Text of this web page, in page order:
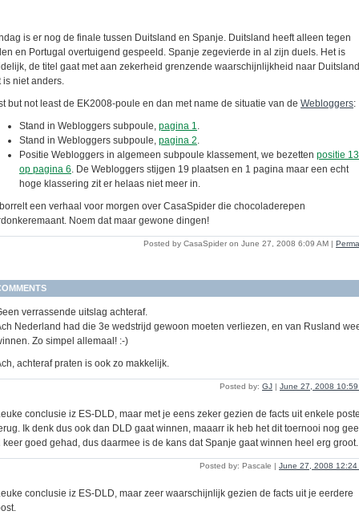
is er nog de finale tussen Duitsland en Spanje. Duitsland heeft alleen tegen
en Portugal overtuigend gespeeld. Spanje zegevierde in al zijn duels. Het is
de titel gaat met aan zekerheid grenzende waarschijnlijkheid naar
is niet anders.
but not least de EK2008-poule en dan met name de situatie van de Webloggers:
Stand in Webloggers subpoule, pagina 1.
Stand in Webloggers subpoule, pagina 2.
Positie Webloggers in algemeen subpoule klassement, we bezetten positie
op pagina 6. De Webloggers stijgen 19 plaatsen en 1 pagina maar een echt
hoge klassering zit er helaas niet meer in.
een verhaal voor morgen over CasaSpider die chocoladerepen
Noem dat maar gewone dingen!
Posted by CasaSpider on June 27, 2008 6:09 AM |
verrassende uitslag achteraf.
Nederland had die 3e wedstrijd gewoon moeten verliezen, en van Rusland
Zo simpel allemaal! :-)
achteraf praten is ook zo makkelijk.
Posted by: GJ | June 27, 2008 10:59
conclusie iz ES-DLD, maar met je eens zeker gezien de facts uit enkele
Ik denk dus ook dan DLD gaat winnen, maaarr ik heb het dit toernooi nog
keer goed gehad, dus daarmee is de kans dat Spanje gaat winnen heel erg groot.
Posted by: Pascale | June 27, 2008 12:24
conclusie iz ES-DLD, maar zeer waarschijnlijk gezien de facts uit je eerdere